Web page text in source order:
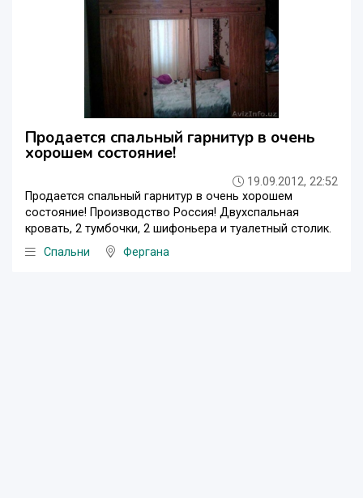
Продается спальный гарнитур в очень
хорошем состояние!
19.09.2012, 22:52
Продается спальный гарнитур в очень хорошем
состояние! Производство Россия! Двухспальная
кровать, 2 тумбочки, 2 шифоньера и туалетный столик.
Спальни
Фергана